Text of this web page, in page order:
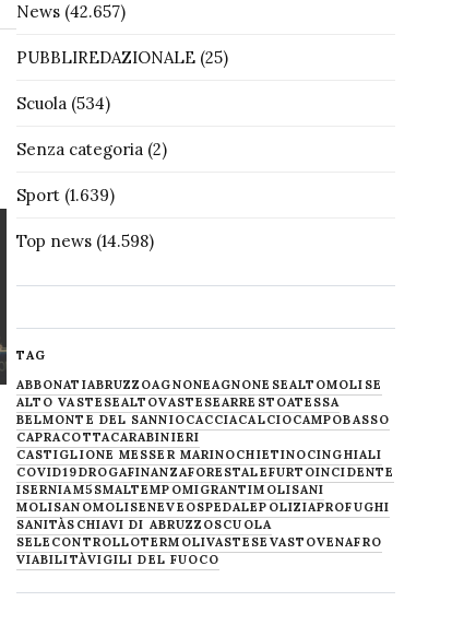
News(42.657)
PUBBLIREDAZIONALE(25)
Scuola(534)
Senza categoria(2)
Sport(1.639)
Top news(14.598)
TAG
ABBONATIABRUZZOAGNONEAGNONESEALTOMOLISE
ALTO VASTESEALTOVASTESEARRESTOATESSA
BELMONTE DEL SANNIOCACCIACALCIOCAMPOBASSO
CAPRACOTTACARABINIERI
CASTIGLIONE MESSER MARINOCHIETINOCINGHIALI
COVID19DROGAFINANZAFORESTALEFURTOINCIDENTE
ISERNIAM5SMALTEMPOMIGRANTIMOLISANI
MOLISANOMOLISENEVE OSPEDALEPOLIZIAPROFUGHI
SANITÀSCHIAVI DI ABRUZZOSCUOLA
SELECONTROLLOTERMOLIVASTESE VASTOVENAFRO
VIABILITÀVIGILI DEL FUOCO